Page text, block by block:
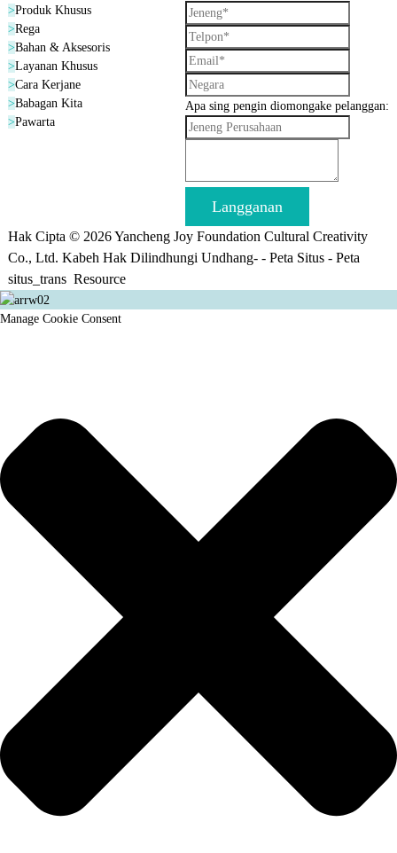
Sirkuit Terpadu Gelombang Mikro
Warta Liyane
Sirkuit Terpadu Gelombang Mikro
Warta Liyane
Sirkuit Terpadu Gelombang Mikro
Warta Liyane
>Produk Khusus
>Rega
>Bahan & Aksesoris
>Layanan Khusus
>Cara Kerjane
>Babagan Kita
>Pawarta
Apa sing pengin diomongake pelanggan:
Langganan
Hak Cipta © 2026 Yancheng Joy Foundation Cultural Creativity
Co., Ltd. Kabeh Hak Dilindhungi Undhang- - Peta Situs- Peta
situs_trans Resource
Manage Cookie Consent